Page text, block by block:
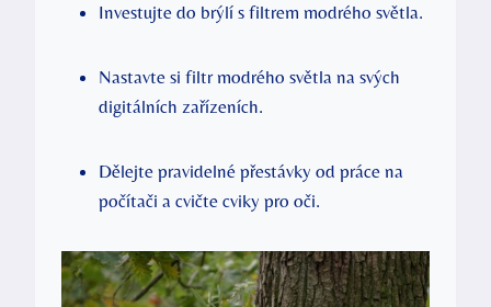
Investujte do brýlí s filtrem modrého světla.
Nastavte si filtr modrého světla na svých
digitálních zařízeních.
Dělejte pravidelné přestávky od práce na
počítači a cvičte cviky pro oči.